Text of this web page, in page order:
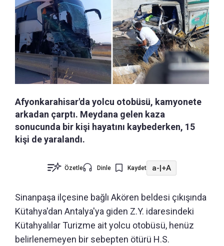
Afyonkarahisar'da yolcu otobüsü, kamyonete
arkadan çarptı. Meydana gelen kaza
sonucunda bir kişi hayatını kaybederken, 15
kişi de yaralandı.
Özetle Dinle Kaydet a-|+A
Sinanpaşa ilçesine bağlı Akören beldesi çıkışında
Kütahya'dan Antalya'ya giden Z.Y. idaresindeki
Kütahyalılar Turizme ait yolcu otobüsü, henüz
belirlenemeyen bir sebepten ötürü H.S.